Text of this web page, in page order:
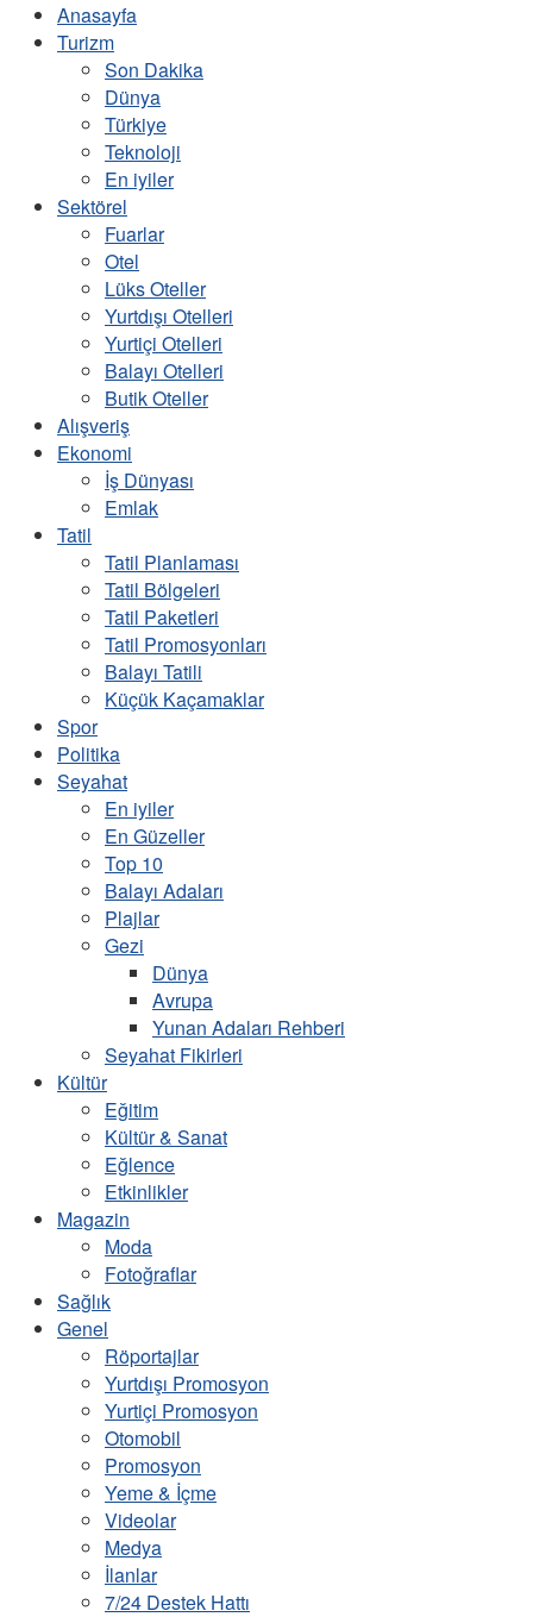
Anasayfa
Turizm
Son Dakika
Dünya
Türkiye
Teknoloji
En iyiler
Sektörel
Fuarlar
Otel
Lüks Oteller
Yurtdışı Otelleri
Yurtiçi Otelleri
Balayı Otelleri
Butik Oteller
Alışveriş
Ekonomi
İş Dünyası
Emlak
Tatil
Tatil Planlaması
Tatil Bölgeleri
Tatil Paketleri
Tatil Promosyonları
Balayı Tatili
Küçük Kaçamaklar
Spor
Politika
Seyahat
En iyiler
En Güzeller
Top 10
Balayı Adaları
Plajlar
Gezi
Dünya
Avrupa
Yunan Adaları Rehberi
Seyahat Fikirleri
Kültür
Eğitim
Kültür & Sanat
Eğlence
Etkinlikler
Magazin
Moda
Fotoğraflar
Sağlık
Genel
Röportajlar
Yurtdışı Promosyon
Yurtiçi Promosyon
Otomobil
Promosyon
Yeme & İçme
Videolar
Medya
İlanlar
7/24 Destek Hattı